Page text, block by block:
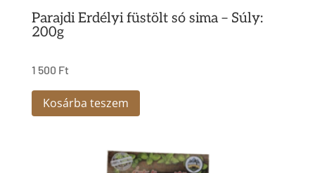
Parajdi Erdélyi füstölt só sima – Súly:
200g
1 500 Ft
Kosárba teszem